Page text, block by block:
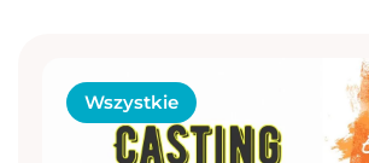
Wszystkie